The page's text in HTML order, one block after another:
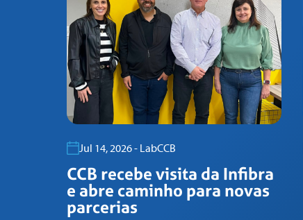
Jul 14, 2026 - LabCCB
CCB recebe visita da Infibra
e abre caminho para novas
parcerias